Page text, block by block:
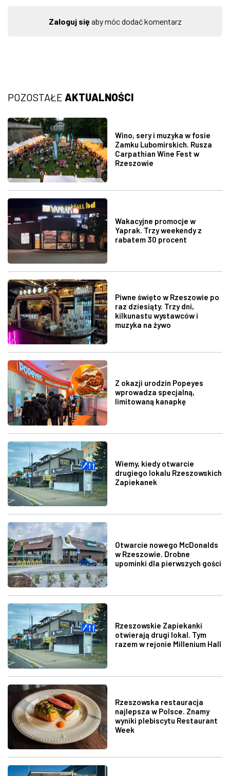
Zaloguj sięaby móc dodać komentarz
POZOSTAŁE AKTUALNOŚCI
Wino, sery i muzyka w fosie
Zamku Lubomirskich. Rusza
Carpathian Wine Fest w
Rzeszowie
Wakacyjne promocje w
Yaprak. Trzy weekendy z
rabatem 30 procent
Piwne święto w Rzeszowie po
raz dziesiąty. Trzy dni,
kilkunastu wystawców i
muzyka na żywo
Z okazji urodzin Popeyes
wprowadza specjalną,
limitowaną kanapkę
Wiemy, kiedy otwarcie
drugiego lokalu Rzeszowskich
Zapiekanek
Otwarcie nowego McDonalds
w Rzeszowie. Drobne
upominki dla pierwszych gości
Rzeszowskie Zapiekanki
otwierają drugi lokal. Tym
razem w rejonie Millenium Hall
Rzeszowska restauracja
najlepsza w Polsce. Znamy
wyniki plebiscytu Restaurant
Week